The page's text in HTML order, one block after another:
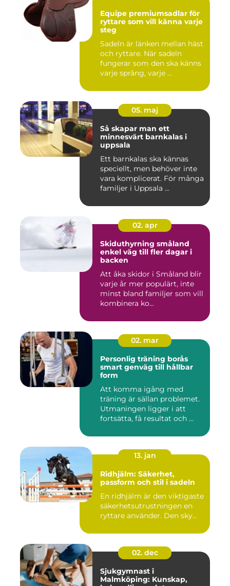
Equipe premiumsadlar för
ryttare som vill känna varje
steg
Sadeln är länken mellan häst
och ryttare. När sadeln
fungerar som den ska känns
varje språng, varje ...
05. maj
Så skapar man ett
minnesvärt barnkalas i
uppsala
Ett barnkalas ska kännas
speciellt, men behöver inte
vara komplicerat. För många
familjer i Uppsala ...
02. apr
Skiduthyrning småland
enkel väg till fler dagar i
backen
Att åka skidor i Småland blir
varje år mer populärt, inte
minst bland familjer som vill
kombinera ko...
02. mar
Personlig träning borås
smart genväg till hållbar
form
Att komma igång med
träning är sällan problemet.
Utmaningen ligger i att
fortsätta, få resultat och ...
13. jan
Ridhjälm: Säkerhet,
passform och stil i sadeln
En ridhjälm är den viktigaste
säkerhetsutrustningen en
ryttare använder. Den sky...
02. dec
Sjukgymnast i
Malmköping: Kunskap,